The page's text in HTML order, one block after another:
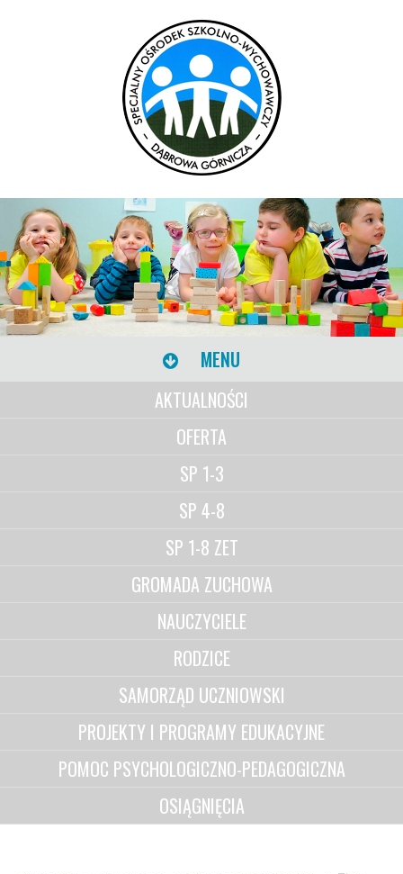
MENU
AKTUALNOŚCI
OFERTA
SP 1-3
SP 4-8
SP 1-8 ZET
GROMADA ZUCHOWA
NAUCZYCIELE
RODZICE
SAMORZĄD UCZNIOWSKI
PROJEKTY I PROGRAMY EDUKACYJNE
POMOC PSYCHOLOGICZNO-PEDAGOGICZNA
OSIĄGNIĘCIA